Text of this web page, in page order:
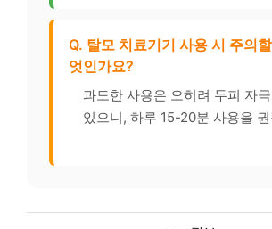
Q. 탈모 치료기기 사용 시 주의
엇인가요?
과도한 사용은 오히려 두피 자
있으니, 하루 15-20분 사용을